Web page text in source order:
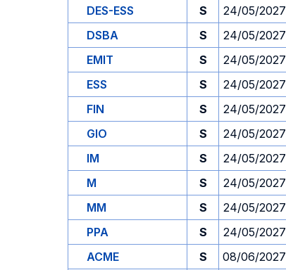
DES-ESS
S 24/05/2027
DSBA
S 24/05/2027
EMIT
S 24/05/2027
ESS
S 24/05/2027
FIN
S 24/05/2027
GIO
S 24/05/2027
IM
S 24/05/2027
M
S 24/05/2027
MM
S 24/05/2027
PPA
S 24/05/2027
ACME
S 08/06/2027